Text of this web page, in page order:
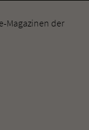
Magazinen der